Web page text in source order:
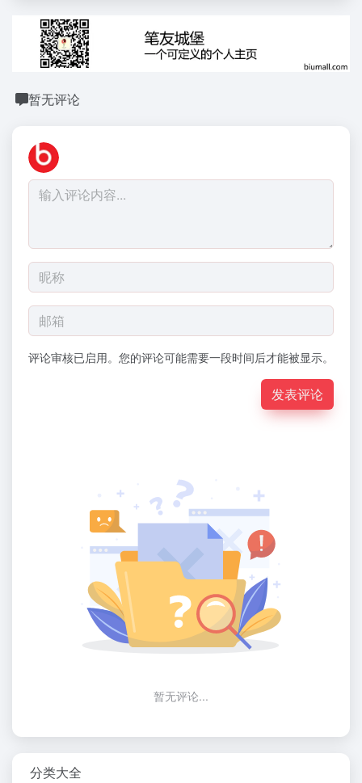
暂无评论
评论审核已启用。您的评论可能需要一段时间后才能被显示。
发表评论
暂无评论...
分类大全